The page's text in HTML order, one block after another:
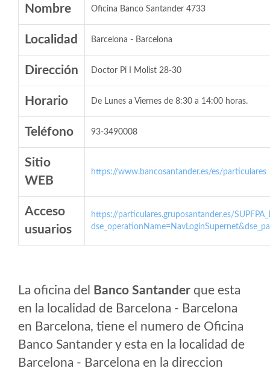
Nombre Oficina Banco Santander 4733
Localidad Barcelona - Barcelona
Dirección Doctor Pi I Molist 28-30
Horario De Lunes a Viernes de 8:30 a 14:00 horas.
Teléfono 93-3490008
Sitio
WEB
https://www.bancosantander.es/es/particulares
Acceso
usuarios
https://particulares.gruposantander.es/
La oficina del Banco Santander que esta
en la localidad de Barcelona - Barcelona
en Barcelona, tiene el numero de Oficina
Banco Santander y esta en la localidad de
Barcelona - Barcelona en la direccion